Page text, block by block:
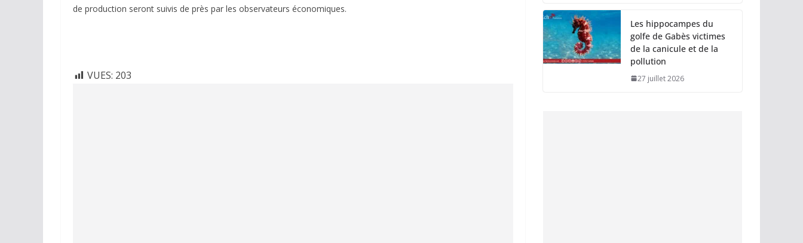
de production seront suivis de près par les observateurs économiques.
VUES: 203
Les hippocampes du
golfe de Gabès victimes
de la canicule et de la
pollution
27 juillet 2026